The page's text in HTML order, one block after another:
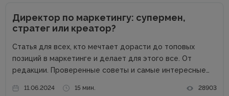
Директор по маркетингу: супермен,
стратег или креатор?
Статья для всех, кто мечтает дорасти до топовых
позиций в маркетинге и делает для этого все. От
редакции. Проверенные советы и самые интересные
на наш телеграм-канал и получайте каждую неделю
11.06.2024 15 мин. 28903